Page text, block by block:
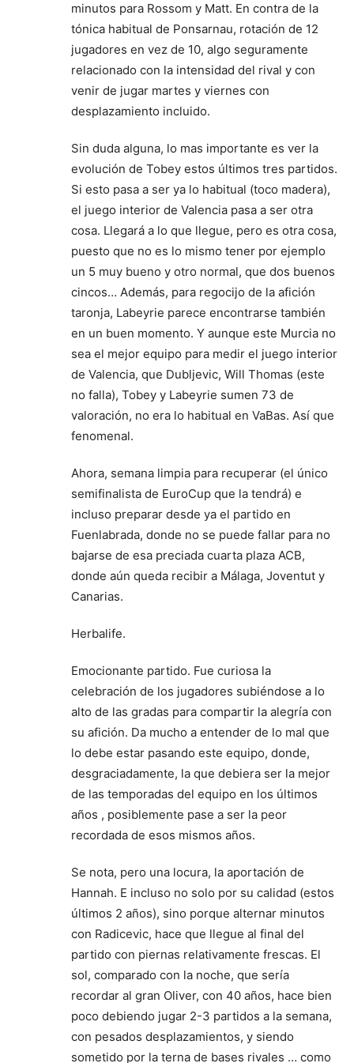
minutos para Rossom y Matt. En contra de la
tónica habitual de Ponsarnau, rotación de 12
jugadores en vez de 10, algo seguramente
relacionado con la intensidad del rival y con
venir de jugar martes y viernes con
desplazamiento incluido.
Sin duda alguna, lo mas importante es ver la
evolución de Tobey estos últimos tres partidos.
Si esto pasa a ser ya lo habitual (toco madera),
el juego interior de Valencia pasa a ser otra
cosa. Llegará a lo que llegue, pero es otra cosa,
puesto que no es lo mismo tener por ejemplo
un 5 muy bueno y otro normal, que dos buenos
cincos… Además, para regocijo de la afición
taronja, Labeyrie parece encontrarse también
en un buen momento. Y aunque este Murcia no
sea el mejor equipo para medir el juego interior
de Valencia, que Dubljevic, Will Thomas (este
no falla), Tobey y Labeyrie sumen 73 de
valoración, no era lo habitual en VaBas. Así que
fenomenal.
Ahora, semana limpia para recuperar (el único
semifinalista de EuroCup que la tendrá) e
incluso preparar desde ya el partido en
Fuenlabrada, donde no se puede fallar para no
bajarse de esa preciada cuarta plaza ACB,
donde aún queda recibir a Málaga, Joventut y
Canarias.
Herbalife.
Emocionante partido. Fue curiosa la
celebración de los jugadores subiéndose a lo
alto de las gradas para compartir la alegría con
su afición. Da mucho a entender de lo mal que
lo debe estar pasando este equipo, donde,
desgraciadamente, la que debiera ser la mejor
de las temporadas del equipo en los últimos
años , posiblemente pase a ser la peor
recordada de esos mismos años.
Se nota, pero una locura, la aportación de
Hannah. E incluso no solo por su calidad (estos
últimos 2 años), sino porque alternar minutos
con Radicevic, hace que llegue al final del
partido con piernas relativamente frescas. El
sol, comparado con la noche, que sería
recordar al gran Oliver, con 40 años, hace bien
poco debiendo jugar 2-3 partidos a la semana,
con pesados desplazamientos, y siendo
sometido por la terna de bases rivales … como